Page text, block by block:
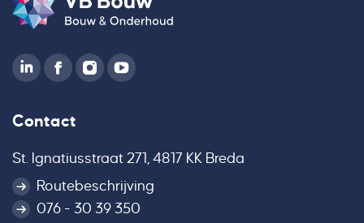
Contact
St. Ignatiusstraat 271, 4817 KK Breda
Routebeschrijving
076 - 30 39 350